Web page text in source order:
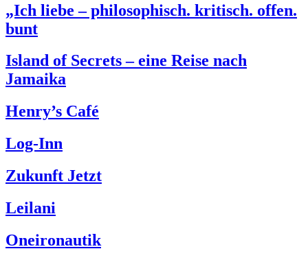
„Ich liebe – philosophisch. kritisch. offen.
bunt
Island of Secrets – eine Reise nach
Jamaika
Henry’s Café
Log-Inn
Zukunft Jetzt
Leilani
Oneironautik